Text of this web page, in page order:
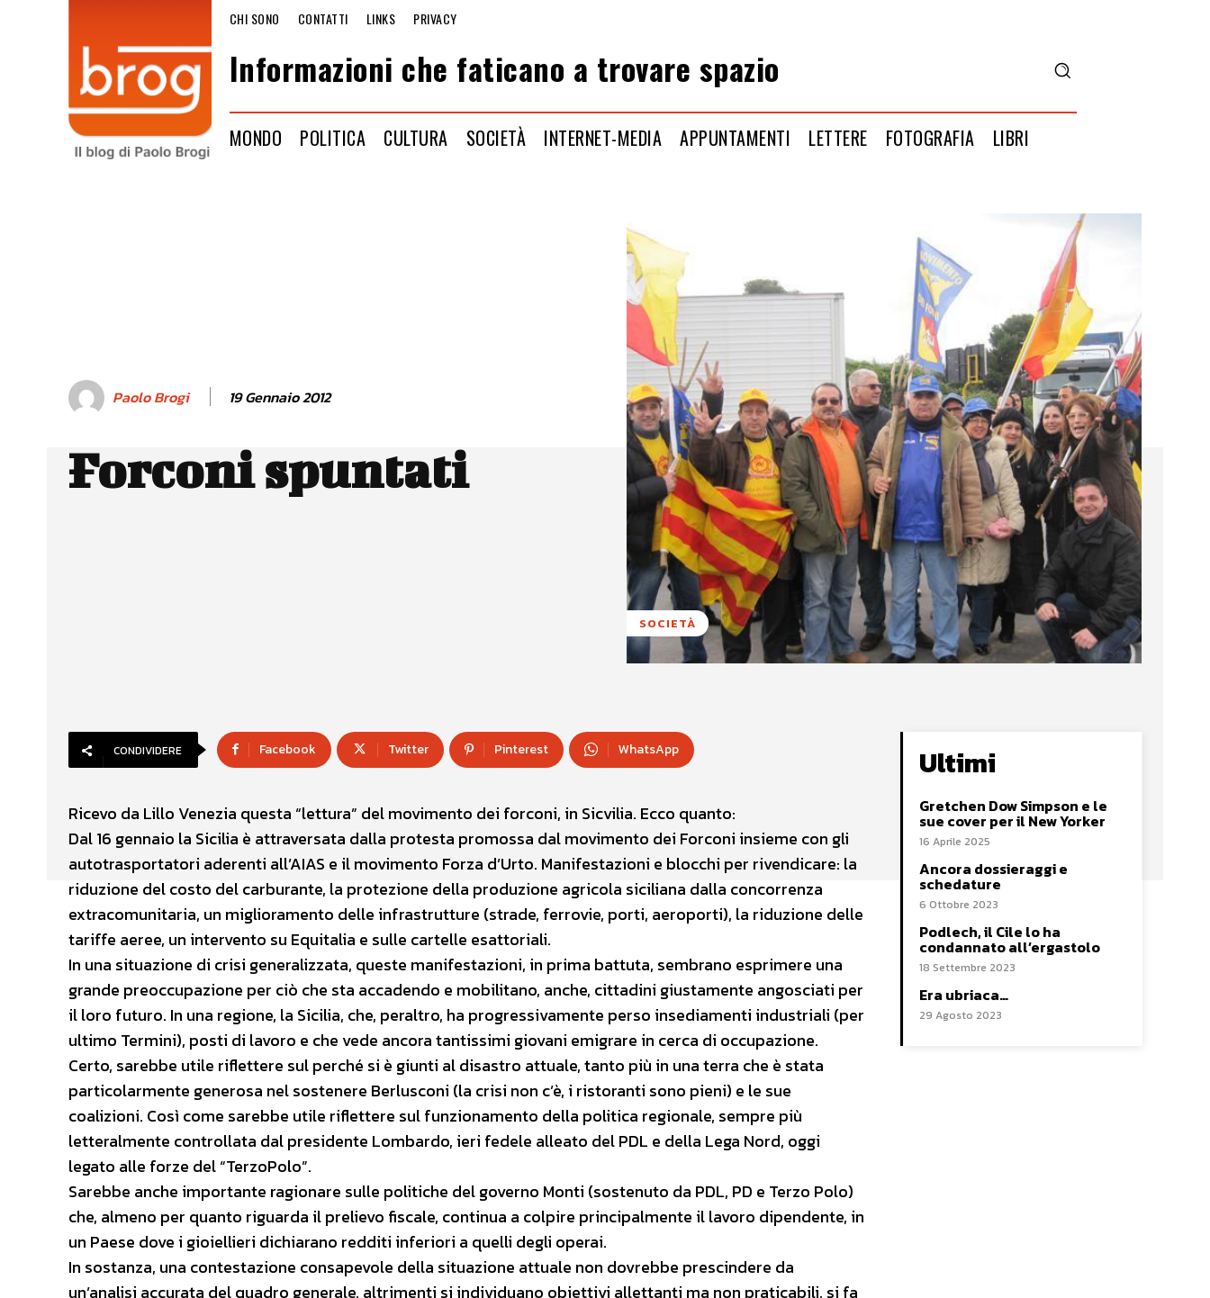
CHI SONO CONTATTI LINKS PRIVACY
Informazioni che faticano a trovare spazio
MONDO POLITICA CULTURA SOCIETÀ INTERNET-MEDIA APPUNTAMENTI LETTERE FOTOGRAFIA LIBRI
Paolo Brogi 19 Gennaio 2012
Forconi spuntati
SOCIETÀ
CONDIVIDERE Facebook Twitter Pinterest WhatsApp
Ricevo da Lillo Venezia questa “lettura” del movimento dei forconi, in Sicvilia. Ecco quanto:
Dal 16 gennaio la Sicilia è attraversata dalla protesta promossa dal movimento dei Forconi insieme con gli
autotrasportatori aderenti all’AIAS e il movimento Forza d’Urto. Manifestazioni e blocchi per rivendicare: la
riduzione del costo del carburante, la protezione della produzione agricola siciliana dalla concorrenza
extracomunitaria, un miglioramento delle infrastrutture (strade, ferrovie, porti, aeroporti), la riduzione delle
tariffe aeree, un intervento su Equitalia e sulle cartelle esattoriali.
In una situazione di crisi generalizzata, queste manifestazioni, in prima battuta, sembrano esprimere una
grande preoccupazione per ciò che sta accadendo e mobilitano, anche, cittadini giustamente angosciati per
il loro futuro. In una regione, la Sicilia, che, peraltro, ha progressivamente perso insediamenti industriali (per
ultimo Termini), posti di lavoro e che vede ancora tantissimi giovani emigrare in cerca di occupazione.
Certo, sarebbe utile riflettere sul perché si è giunti al disastro attuale, tanto più in una terra che è stata
particolarmente generosa nel sostenere Berlusconi (la crisi non c’è, i ristoranti sono pieni) e le sue
coalizioni. Così come sarebbe utile riflettere sul funzionamento della politica regionale, sempre più
letteralmente controllata dal presidente Lombardo, ieri fedele alleato del PDL e della Lega Nord, oggi
legato alle forze del “TerzoPolo”.
Sarebbe anche importante ragionare sulle politiche del governo Monti (sostenuto da PDL, PD e Terzo Polo)
che, almeno per quanto riguarda il prelievo fiscale, continua a colpire principalmente il lavoro dipendente, in
un Paese dove i gioiellieri dichiarano redditi inferiori a quelli degli operai.
In sostanza, una contestazione consapevole della situazione attuale non dovrebbe prescindere da
un’analisi accurata del quadro generale, altrimenti si individuano obiettivi allettanti ma non praticabili, si fa
Ultimi
Gretchen Dow Simpson e le
sue cover per il New Yorker
16 Aprile 2025
Ancora dossieraggi e
schedature
6 Ottobre 2023
Podlech, il Cile lo ha
condannato all’ergastolo
18 Settembre 2023
Era ubriaca…
29 Agosto 2023